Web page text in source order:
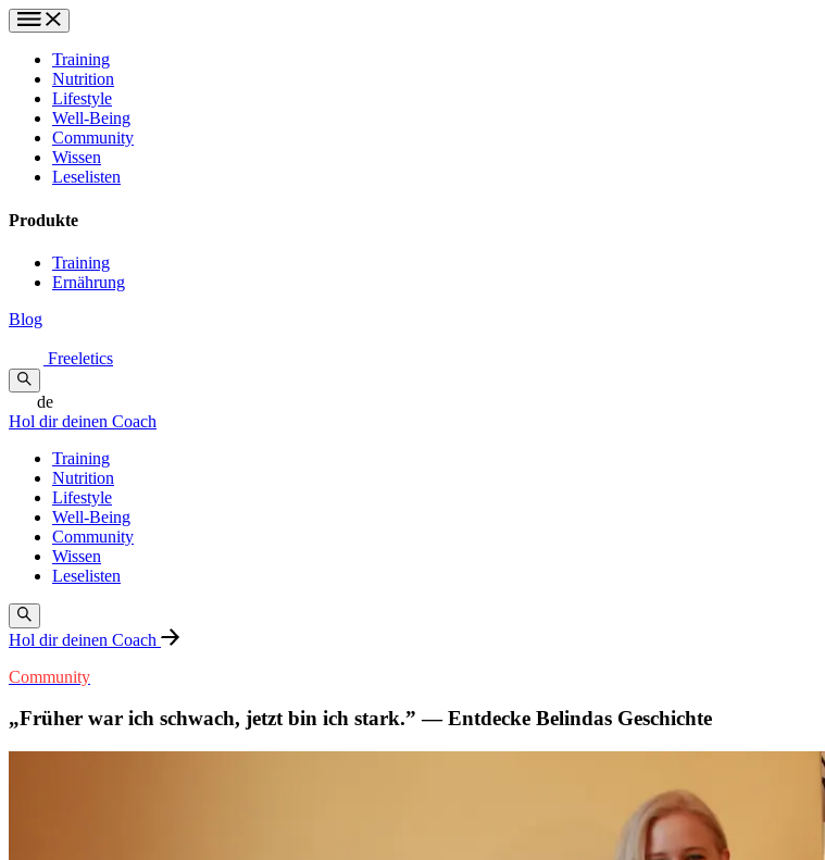
Training
Nutrition
Lifestyle
Well-Being
Community
Wissen
Leselisten
Produkte
Training
Ernährung
Blog
Freeletics
de
Hol dir deinen Coach
Training
Nutrition
Lifestyle
Well-Being
Community
Wissen
Leselisten
Hol dir deinen Coach
Community
„Früher war ich schwach, jetzt bin ich stark.” — Entdecke Belindas Geschichte